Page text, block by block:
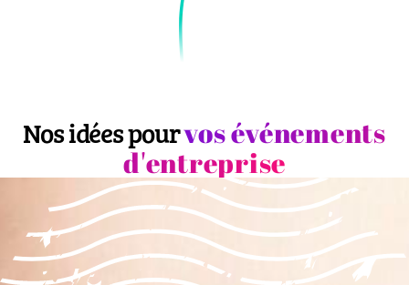
Nos idées pourvos événements
d'entreprise